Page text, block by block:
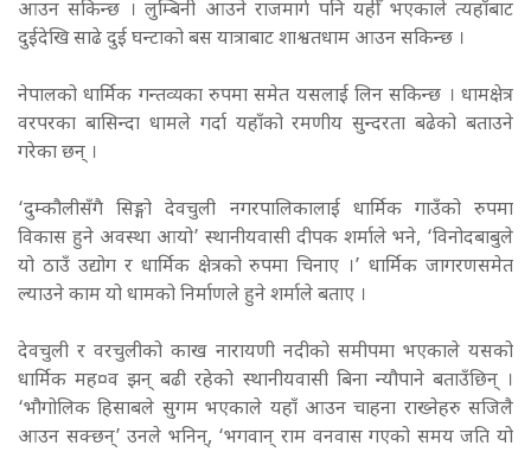
आउन सकिन्छ । लुम्बिनी आउने राजमार्ग पनि यहीँ भएकाले त्यहाँबाट
दुईदेखि साढे दुई घन्टाको बस यात्राबाट शाश्वतधाम आउन सकिन्छ ।
नेपालको धार्मिक गन्तव्यका रुपमा समेत यसलाई लिन सकिन्छ । धामक्षेत्र
वरपरका बासिन्दा धामले गर्दा यहाँको रमणीय सुन्दरता बढेको बताउने
गरेका छन् ।
‘दुम्कौलीसँगै सिङ्गो देवचुली नगरपालिकालाई धार्मिक गाउँको रुपमा
विकास हुने अवस्था आयो’ स्थानीयवासी दीपक शर्माले भने, ‘विनोदबाबुले
यो ठाउँ उद्योग र धार्मिक क्षेत्रको रुपमा चिनाए ।’ धार्मिक जागरणसमेत
ल्याउने काम यो धामको निर्माणले हुने शर्माले बताए ।
देवचुली र वरचुलीको काख नारायणी नदीको समीपमा भएकाले यसको
धार्मिक मह¤व झन् बढी रहेको स्थानीयवासी बिना न्यौपाने बताउँछिन् ।
‘भौगोलिक हिसाबले सुगम भएकाले यहाँ आउन चाहना राख्नेहरु सजिलै
आउन सक्छन्’ उनले भनिन्, ‘भगवान् राम वनवास गएको समय जति यो